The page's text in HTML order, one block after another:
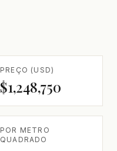
PREÇO (USD)
$1,248,750
POR METRO
QUADRADO